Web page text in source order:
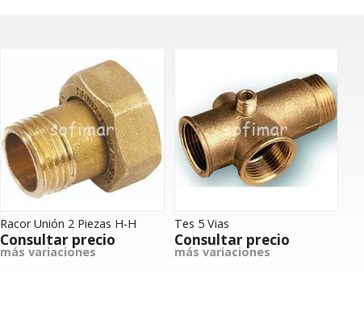
Racor Unión 2 Piezas H-H
Consultar precio
más variaciones
Tes 5 Vias
Consultar precio
más variaciones